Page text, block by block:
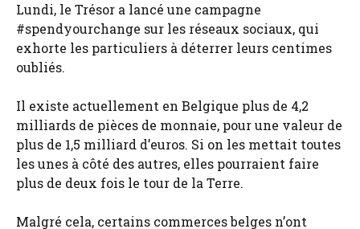
Lundi, le Trésor a lancé une campagne
#spendyourchange sur les réseaux sociaux, qui
exhorte les particuliers à déterrer leurs centimes
oubliés.
Il existe actuellement en Belgique plus de 4,2
milliards de pièces de monnaie, pour une valeur de
plus de 1,5 milliard d’euros. Si on les mettait toutes
les unes à côté des autres, elles pourraient faire
plus de deux fois le tour de la Terre.
Malgré cela, certains commerces belges n’ont